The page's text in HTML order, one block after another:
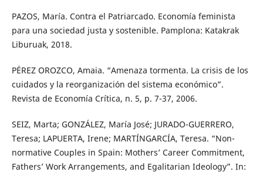
PAZOS, María. Contra el Patriarcado. Economía feminista
para una sociedad justa y sostenible. Pamplona: Katakrak
Liburuak, 2018.
PÉREZ OROZCO, Amaia. “Amenaza tormenta. La crisis de los
cuidados y la reorganización del sistema económico”.
Revista de Economía Crítica, n. 5, p. 7-37, 2006.
SEIZ, Marta; GONZÁLEZ, María José; JURADO-GUERRERO,
Teresa; LAPUERTA, Irene; MARTÍNGARCÍA, Teresa. “Non-
normative Couples in Spain: Mothers’ Career Commitment,
Fathers’ Work Arrangements, and Egalitarian Ideology”. In: